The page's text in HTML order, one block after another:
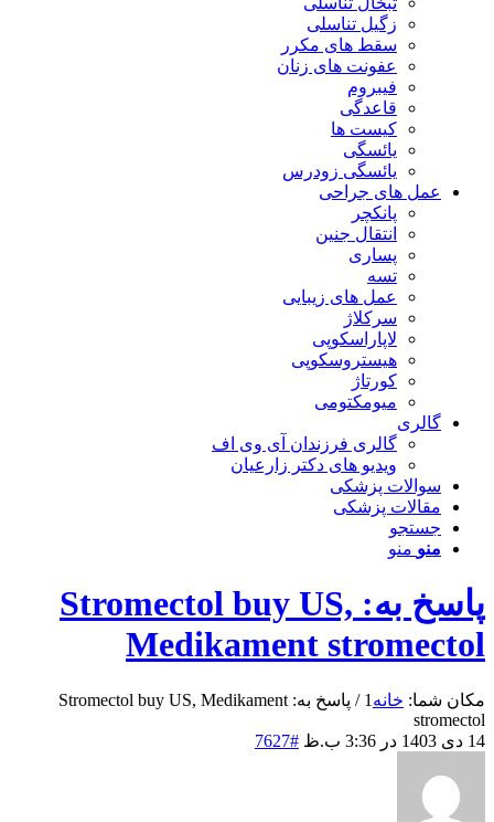
زگیل تناسلی
سقط های مکرر
عفونت های زنان
فیبروم
قاعدگی
کیست ها
یائسگی
یائسگی زودرس
عمل های جراحی
پانکچر
انتقال جنین
پساری
تسه
عمل های زیبایی
سرکلاژ
لاپاراسکوپی
هیستروسکوپی
کورتاژ
میومکتومی
گالری
گالری فرزندان آی وی اف
ویدیو های دکتر زارعیان
سوالات پزشکی
مقالات پزشکی
جستجو
منو منو
پاسخ به: Stromectol buy US,
Medikament stromectol
مکان شما: خانه 1
/
پاسخ به: Stromectol buy US, Medikament
stromectol
14 دی 1403 در 3:36 ب.ظ
#7627